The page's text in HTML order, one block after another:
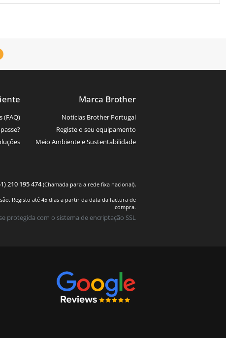
(FAQ)
Marca Brother
Notícias Brother Portugal
Registe o seu equipamento
Meio Ambiente e Sustentabilidade
210 195 474(Chamada para a rede fixa nacional).
Registo até 45 dias a partir da data da factura de
compra.
protegida com o sistema de encriptação SSL